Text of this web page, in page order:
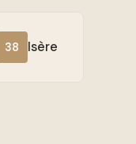
38 Isère